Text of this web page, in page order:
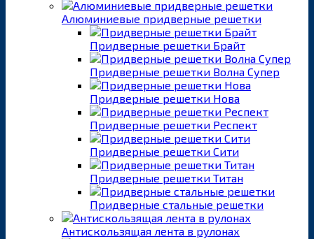
Алюминиевые придверные решетки
Придверные решетки Брайт
Придверные решетки Волна Супер
Придверные решетки Нова
Придверные решетки Респект
Придверные решетки Сити
Придверные решетки Титан
Придверные стальные решетки
Антискользящая лента в рулонах